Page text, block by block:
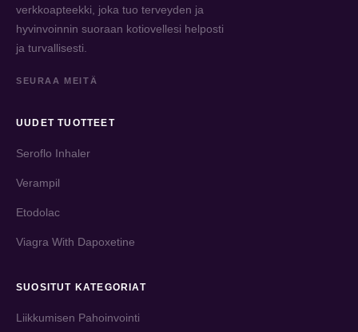
verkkoapteekki, joka tuo terveyden ja
hyvinvoinnin suoraan kotiovellesi helposti
ja turvallisesti.
SEURAA MEITÄ
UUDET TUOTTEET
Seroflo Inhaler
Verampil
Etodolac
Viagra With Dapoxetine
SUOSITUT KATEGORIAT
Liikkumisen Pahoinvointi